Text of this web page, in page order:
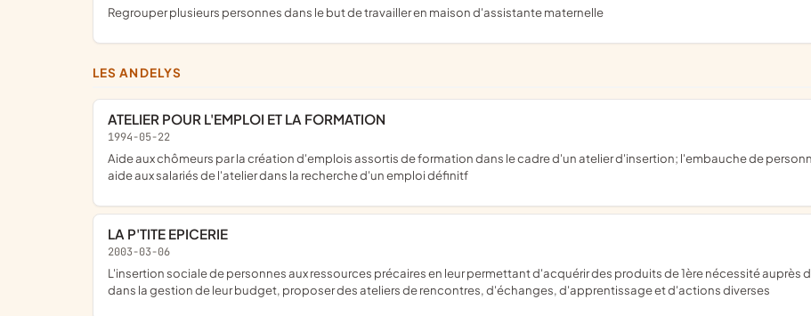
regrouper plusieurs personnes dans le but de travailler en maison d'assistante maternelle
LES ANDELYS
ATELIER POUR L'EMPLOI ET LA FORMATION
1994-05-22
aide aux chômeurs par la création d'emplois assortis de formation dans le cadre d'un atelier d'insertion; l'embauche de personnes qualifiées pouvant encadrer les débutantes;
aide aux salariés de l'atelier dans la recherche d'un emploi définitf
LA P'TITE EPICERIE
2003-03-06
l'insertion sociale de personnes aux ressources précaires en leur permettant d'acquérir des produits de 1ère nécessité auprès de la boutique constituée, favoriser leur autonomie
dans la gestion de leur budget, proposer des ateliers de rencontres, d'échanges, d'apprentissage et d'actions diverses